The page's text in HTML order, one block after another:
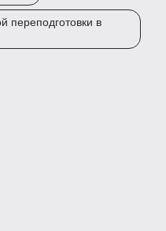
переподготовки в